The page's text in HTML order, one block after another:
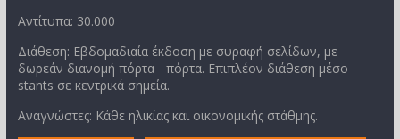
Αντίτυπα: 30.000
Διάθεση: Εβδομαδιαία έκδοση με συραφή σελίδων, με
δωρεάν διανομή πόρτα - πόρτα. Επιπλέον διάθεση μέσο
stants σε κεντρικά σημεία.
Αναγνώστες: Κάθε ηλικίας και οικονομικής στάθμης.